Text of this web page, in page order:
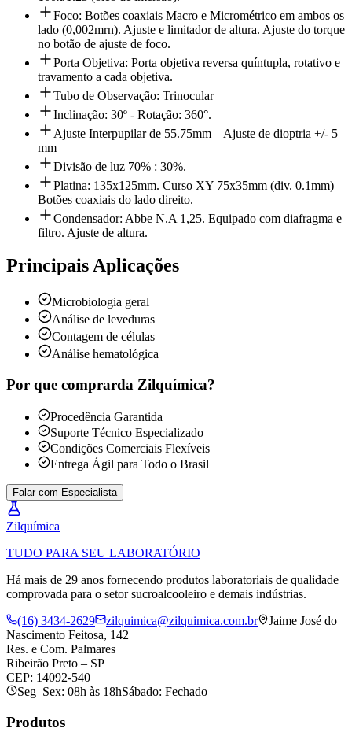
Foco: Botões coaxiais Macro e Micrométrico em ambos os
lado (0,002mrn). Ajuste e limitador de altura. Ajuste do torque
no botão de ajuste de foco.
Porta Objetiva: Porta objetiva reversa quíntupla, rotativo e
travamento a cada objetiva.
Tubo de Observação: Trinocular
Inclinação: 30º - Rotação: 360°.
Ajuste Interpupilar de 55.75mm – Ajuste de dioptria +/- 5
mm
Divisão de luz 70% : 30%.
Platina: 135x125mm. Curso XY 75x35mm (div. 0.1mm)
Botões coaxiais do lado direito.
Condensador: Abbe N.A 1,25. Equipado com diafragma e
filtro. Ajuste de altura.
Principais Aplicações
Microbiologia geral
Análise de leveduras
Contagem de células
Análise hematológica
Por que comprarda Zilquímica?
Procedência Garantida
Suporte Técnico Especializado
Condições Comerciais Flexíveis
Entrega Ágil para Todo o Brasil
Falar com Especialista
Zilquímica
TUDO PARA SEU LABORATÓRIO
Há mais de 29 anos fornecendo produtos laboratoriais de qualidade
comprovada para o setor sucroalcooleiro e demais indústrias.
(16) 3434-2629
zilquimica@zilquimica.com.br
Jaime José do
Nascimento Feitosa, 142
Res. e Com. Palmares
Ribeirão Preto – SP
CEP: 14092-540
Seg–Sex: 08h às 18hSábado: Fechado
Produtos